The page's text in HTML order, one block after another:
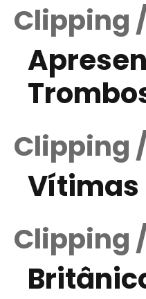
Clipping
Clipping
Vítimas
Clipping